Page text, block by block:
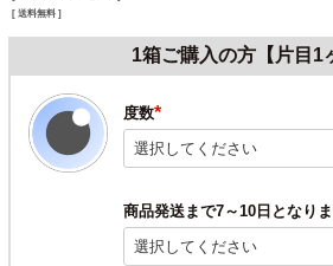
送料無料
1箱ご購入の方【片目1
度数
(必
須)
商品発送まで7～10日となり